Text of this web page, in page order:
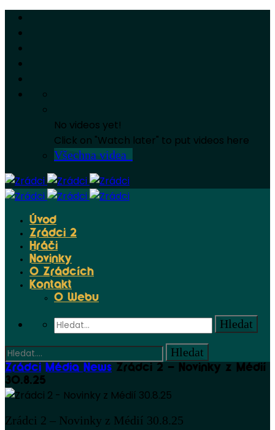
No videos yet!
Click on "Watch later" to put videos here
Všechna videa
Úvod
Zrádci 2
Hráči
Novinky
O Zrádcích
Kontakt
O Webu
Zrádci Média News Zrádci 2 – Novinky z Médií
30.8.25
Zrádci 2 – Novinky z Médií 30.8.25